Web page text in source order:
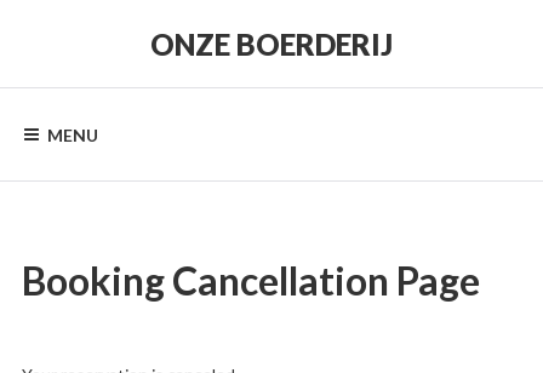
ONZE BOERDERIJ
MENU
Booking Cancellation Page